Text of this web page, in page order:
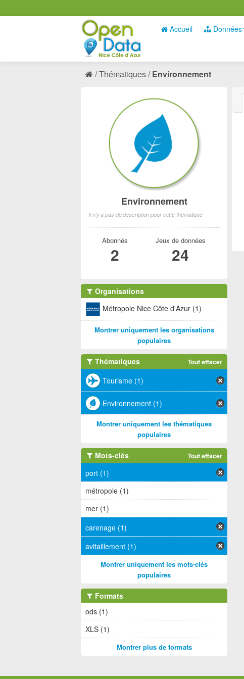
Accueil Données
Thématiques Environnement
Environnement
Il n'y a pas de description pour cette thématique
Abonnés
2
Jeux de données
24
Organisations
Métropole Nice Côte d'Azur (1)
Montrer uniquement les organisations
populaires
Thématiques Tout effacer
Tourisme (1)
Environnement (1)
Montrer uniquement les thématiques
populaires
Mots-clés Tout effacer
port (1)
métropole (1)
mer (1)
carenage (1)
avitaillement (1)
Montrer uniquement les mots-clés
populaires
Formats
ods (1)
XLS (1)
Montrer plus de formats